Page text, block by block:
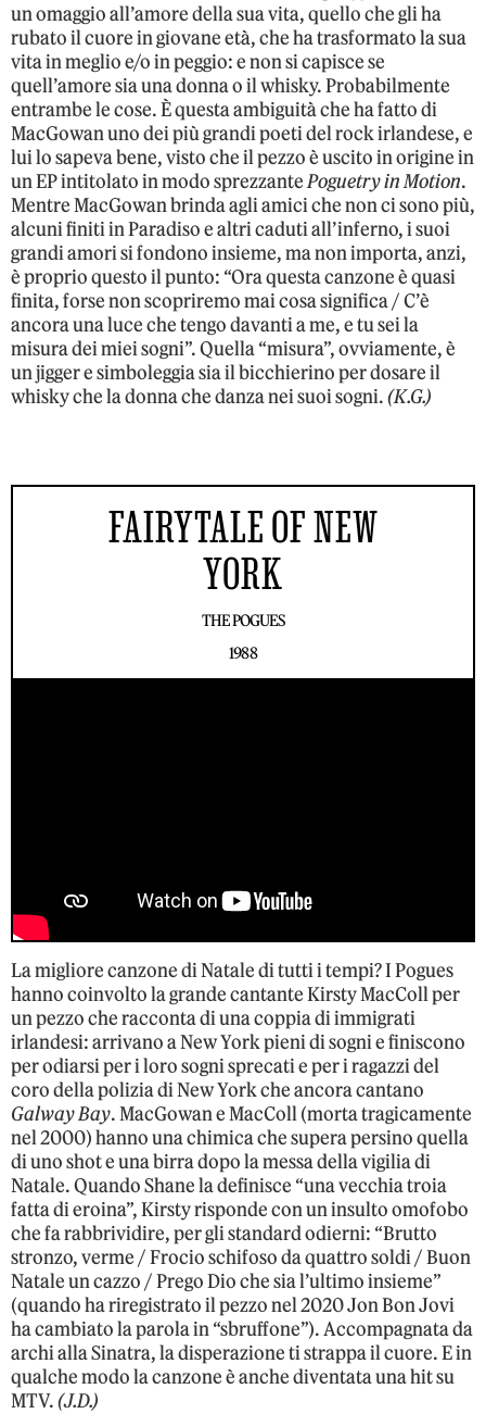
un omaggio all’amore della sua vita, quello che gli ha
rubato il cuore in giovane età, che ha trasformato la sua
vita in meglio e/o in peggio: e non si capisce se
quell’amore sia una donna o il whisky. Probabilmente
entrambe le cose. È questa ambiguità che ha fatto di
MacGowan uno dei più grandi poeti del rock irlandese, e
lui lo sapeva bene, visto che il pezzo è uscito in origine in
un EP intitolato in modo sprezzantePoguetry in Motion.
Mentre MacGowan brinda agli amici che non ci sono più,
alcuni finiti in Paradiso e altri caduti all’inferno, i suoi
grandi amori si fondono insieme, ma non importa, anzi,
è proprio questo il punto: “Ora questa canzone è quasi
finita, forse non scopriremo mai cosa significa / C’è
ancora una luce che tengo davanti a me, e tu sei la
misura dei miei sogni”. Quella “misura”, ovviamente, è
un jigger e simboleggia sia il bicchierino per dosare il
whisky che la donna che danza nei suoi sogni.(K.G.)
FAIRYTALE OF NEW
YORK
THE POGUES
1988
La migliore canzone di Natale di tutti i tempi? I Pogues
hanno coinvolto la grande cantante Kirsty MacColl per
un pezzo che racconta di una coppia di immigrati
irlandesi: arrivano a New York pieni di sogni e finiscono
per odiarsi per i loro sogni sprecati e per i ragazzi del
coro della polizia di New York che ancora cantano
Galway Bay. MacGowan e MacColl (morta tragicamente
nel 2000) hanno una chimica che supera persino quella
di uno shot e una birra dopo la messa della vigilia di
Natale. Quando Shane la definisce “una vecchia troia
fatta di eroina”, Kirsty risponde con un insulto omofobo
che fa rabbrividire, per gli standard odierni: “Brutto
stronzo, verme / Frocio schifoso da quattro soldi / Buon
Natale un cazzo / Prego Dio che sia l’ultimo insieme”
(quando ha riregistrato il pezzo nel 2020 Jon Bon Jovi
ha cambiato la parola in “sbruffone”). Accompagnata da
archi alla Sinatra, la disperazione ti strappa il cuore. E in
qualche modo la canzone è anche diventata una hit su
MTV.(J.D.)